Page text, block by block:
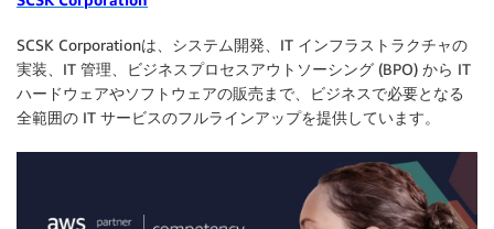
SCSK Corporationは、システム開発、IT インフラストラクチャの
実装、IT 管理、ビジネスプロセスアウトソーシング (BPO) から IT
ハードウェアやソフトウェアの販売まで、ビジネスで必要となる
全範囲の IT サービスのフルラインアップを提供しています。